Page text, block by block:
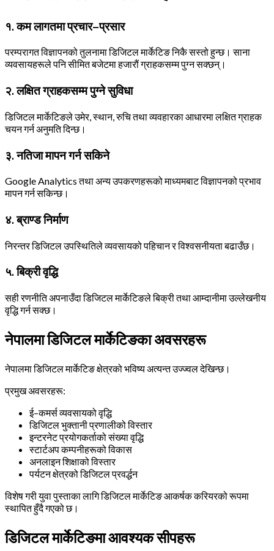
१. कम लागतमा प्रचार–प्रसार
परम्परागत विज्ञापनको तुलनामा डिजिटल मार्केटिङ निकै सस्तो हुन्छ। साना
व्यवसायहरूले पनि सीमित बजेटमा हजारौं ग्राहकसम्म पुग्न सक्छन्।
२. लक्षित ग्राहकसम्म पुग्ने सुविधा
डिजिटल मार्केटिङले उमेर, स्थान, रुचि तथा व्यवहारका आधारमा लक्षित ग्राहक
चयन गर्न अनुमति दिन्छ।
३. नतिजा मापन गर्न सकिने
Google Analytics तथा अन्य उपकरणहरूको माध्यमबाट विज्ञापनको प्रभाव
मापन गर्न सकिन्छ।
४. ब्राण्ड निर्माण
निरन्तर डिजिटल उपस्थितिले व्यवसायको पहिचान र विश्वसनीयता बढाउँछ।
५. बिक्री वृद्धि
सही रणनीति अपनाउँदा डिजिटल मार्केटिङले बिक्री तथा आम्दानीमा उल्लेखनीय
वृद्धि गर्न सक्छ।
नेपालमा डिजिटल मार्केटिङका अवसरहरू
नेपालमा डिजिटल मार्केटिङ क्षेत्रको भविष्य अत्यन्त उज्ज्वल देखिन्छ।
प्रमुख अवसरहरू:
ई–कमर्स व्यवसायको वृद्धि
डिजिटल भुक्तानी प्रणालीको विस्तार
इन्टरनेट प्रयोगकर्ताको संख्या वृद्धि
स्टार्टअप कम्पनीहरूको विकास
अनलाइन शिक्षाको विस्तार
पर्यटन क्षेत्रको डिजिटल प्रवर्द्धन
विशेष गरी युवा पुस्ताका लागि डिजिटल मार्केटिङ आकर्षक करियरको रूपमा
स्थापित हुँदै गएको छ।
डिजिटल मार्केटिङमा आवश्यक सीपहरू